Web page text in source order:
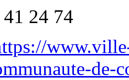
24 74
de-